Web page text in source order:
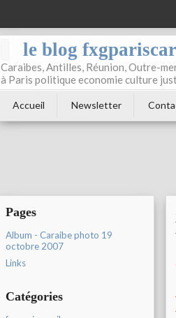
le blog
Caraibes, Antilles, Réunion, Outre-
à Paris politique economie culture
Accueil Newsletter
Pages
Album - Caraibe photo 19
octobre 2007
Links
Catégories